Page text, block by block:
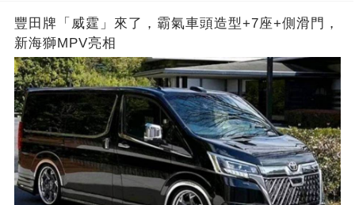
豐田牌「威霆」來了，霸氣車頭造型+7座+側滑門，
新海獅MPV亮相